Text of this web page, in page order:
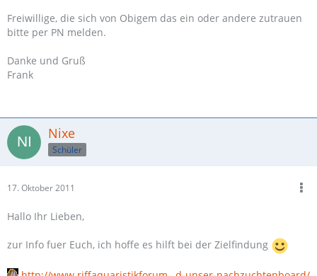
Freiwillige, die sich von Obigem das ein oder andere zutrauen
bitte per PN melden.
Danke und Gruß
Frank
Nixe
Schüler
17. Oktober 2011
Hallo Ihr Lieben,
zur Info fuer Euch, ich hoffe es hilft bei der Zielfindung